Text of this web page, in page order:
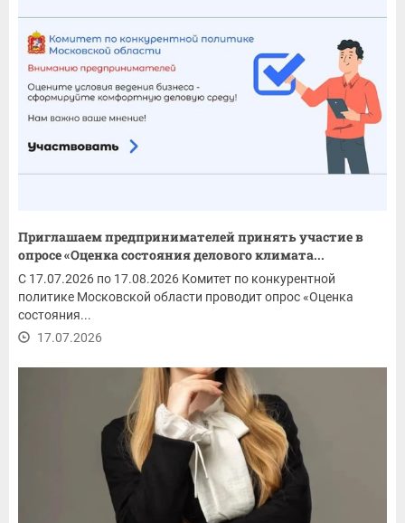
Приглашаем предпринимателей принять участие в
опросе «Оценка состояния делового климата...
С 17.07.2026 по 17.08.2026 Комитет по конкурентной
политике Московской области проводит опрос «Оценка
состояния...
17.07.2026